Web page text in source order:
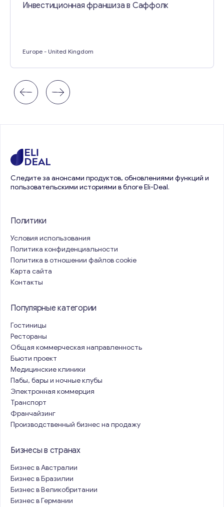
Инвестиционная франшиза в Саффолк
Europe - United Kingdom
Следите за анонсами продуктов, обновлениями функций и
пользовательскими историями в блоге Eli-Deal.
Политики
Условия использования
Политика конфиденциальности
Политика в отношении файлов cookie
Карта сайта
Контакты
Популярные категории
Гостиницы
Рестораны
Общая коммерческая направленность
Бьюти проект
Медицинские клиники
Пабы, бары и ночные клубы
Электронная коммерция
Транспорт
Франчайзинг
Производственный бизнес на продажу
Бизнесы в странах
Бизнес в Австралии
Бизнес в Бразилии
Бизнес в Великобритании
Бизнес в Германии